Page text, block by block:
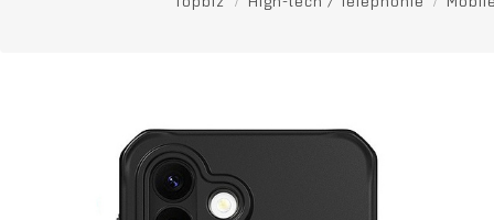
Topbiz High-tech / Téléphonie